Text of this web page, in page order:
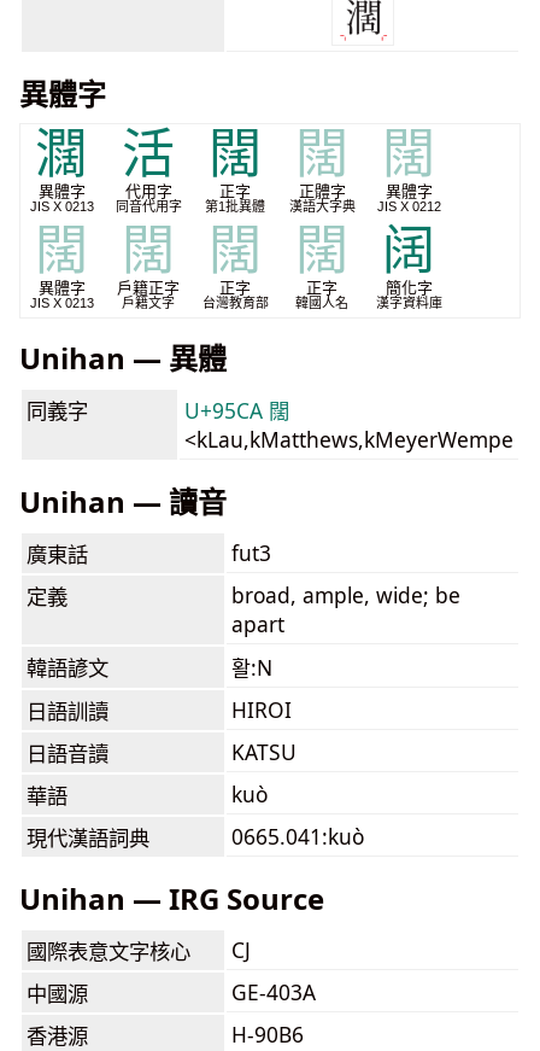
異體字
𤄃
異體字
JIS X 0213
活
代用字
同音代用字
闊
正字
第1批異體
闊
正體字
漢語大字典
闊
異體字
JIS X 0212
闊
異體字
JIS X 0213
闊
戶籍正字
戶籍文字
闊
正字
台灣教育部
闊
正字
韓國人名
阔
簡化字
漢字資料庫
Unihan — 異體
同義字
U+95CA 闊
<kLau,kMatthews,kMeyerWempe
Unihan — 讀音
廣東話
fut3
定義
broad, ample, wide; be
apart
韓語諺文
활:N
日語訓讀
HIROI
日語音讀
KATSU
華語
kuò
現代漢語詞典
0665.041:kuò
Unihan — IRG Source
國際表意文字核心
CJ
中國源
GE-403A
香港源
H-90B6